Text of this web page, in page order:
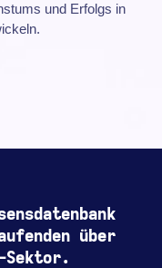
und Erfolgs in
über
Sektor.